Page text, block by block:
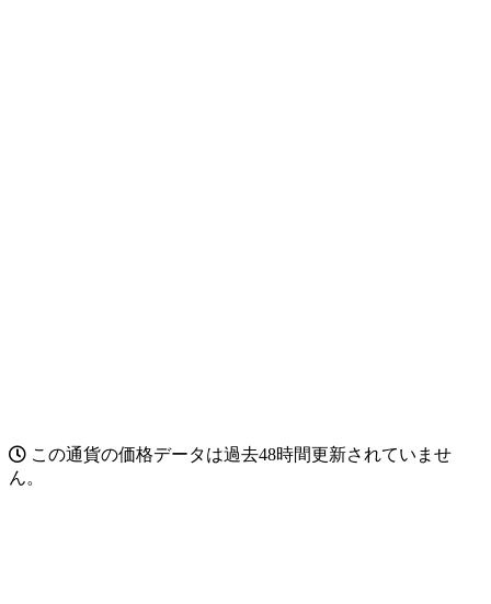
この通貨の価格データは過去48時間更新されていませ
ん。